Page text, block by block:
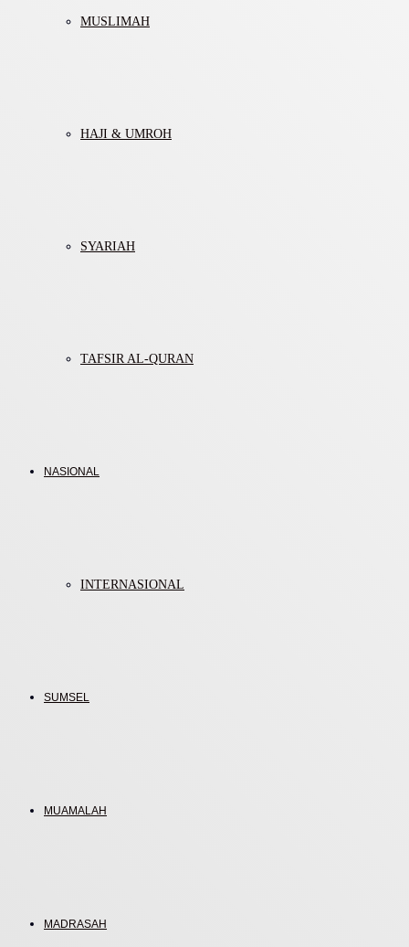
MUSLIMAH
HAJI & UMROH
SYARIAH
TAFSIR AL-QURAN
NASIONAL
INTERNASIONAL
SUMSEL
MUAMALAH
MADRASAH